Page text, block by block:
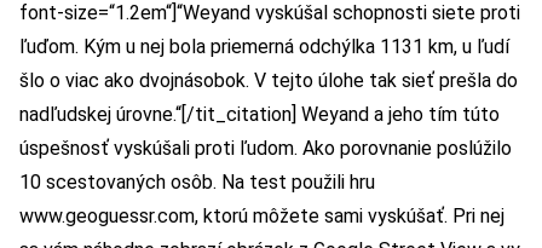
font-size=“1.2em“]“Weyand vyskúšal schopnosti siete proti
ľuďom. Kým u nej bola priemerná odchýlka 1131 km, u ľudí
šlo o viac ako dvojnásobok. V tejto úlohe tak sieť prešla do
nadľudskej úrovne.“[/tit_citation] Weyand a jeho tím túto
úspešnosť vyskúšali proti ľudom. Ako porovnanie poslúžilo
10 scestovaných osôb. Na test použili hru
www.geoguessr.com, ktorú môžete sami vyskúšať. Pri nej